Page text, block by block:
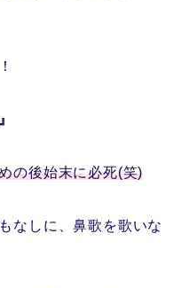
の後始末に必死(笑)
なしに、鼻歌を歌いな